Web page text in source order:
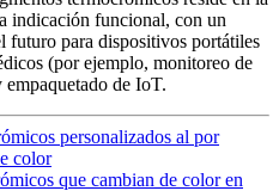
indicación funcional, con un
futuro para dispositivos portátiles
(por ejemplo, monitoreo de
empaquetado de IoT.
personalizados al por
color
que cambian de color en